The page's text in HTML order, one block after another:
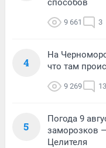
способов
9 661 3
4
На
что там
9 269 13
5
Погода 9
заморозков
Целителя